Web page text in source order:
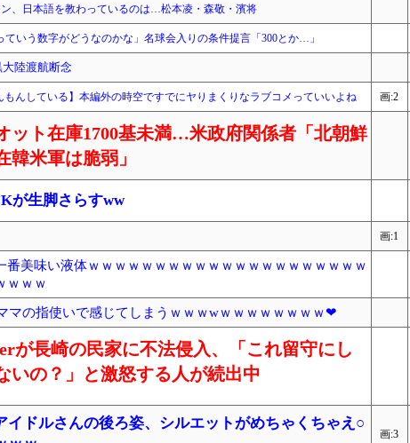
、日本語を教わっているのは…松本凌・森敬・濱将
ていう数字がどうなのかな」名球会入りの条件提言「300とか…」
大陸渡航断念
もんしている】本編外の時空ですでにヤりまくりなラブコメっていいよね 画:2
ット在庫1700基未満…米政府関係者「北朝鮮
韓米軍は脆弱」
が生脚さらすww
画:1
番美味い液体ｗｗｗｗｗｗｗｗｗｗｗｗｗｗｗｗｗｗｗｗｗ
ｗｗｗ
マの指使いで感じてしまうｗｗｗwｗｗｗｗｗｗｗｗ❤
が長崎の民家に不法侵入、「これ留守にし
いの？」と激怒する人が続出中
イドルさんの後ろ姿、シルエットがめちゃくちゃえ○
画:3